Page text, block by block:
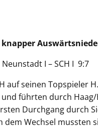
I – SCH I 9:7
auf seinen Topspieler
führten durch
Durchgang durch
Wechsel mussten